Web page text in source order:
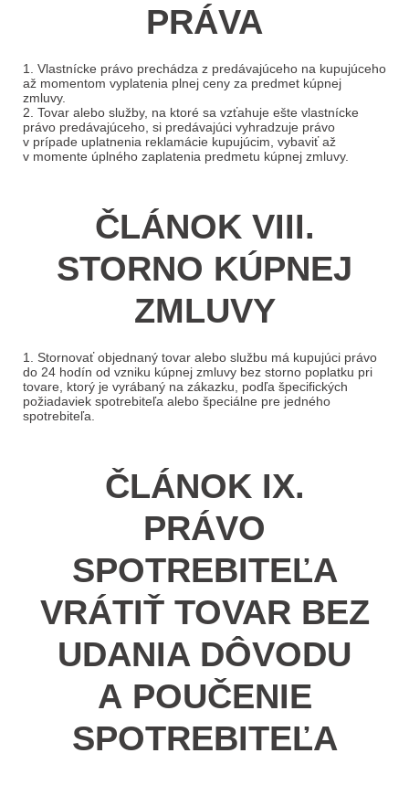
PRÁVA
1. Vlastnícke právo prechádza z predávajúceho na kupujúceho
až momentom vyplatenia plnej ceny za predmet kúpnej
zmluvy.
2. Tovar alebo služby, na ktoré sa vzťahuje ešte vlastnícke
právo predávajúceho, si predávajúci vyhradzuje právo
v prípade uplatnenia reklamácie kupujúcim, vybaviť až
v momente úplného zaplatenia predmetu kúpnej zmluvy.
ČLÁNOK VIII.
STORNO KÚPNEJ
ZMLUVY
1. Stornovať objednaný tovar alebo službu má kupujúci právo
do 24 hodín od vzniku kúpnej zmluvy bez storno poplatku pri
tovare, ktorý je vyrábaný na zákazku, podľa špecifických
požiadaviek spotrebiteľa alebo špeciálne pre jedného
spotrebiteľa.
ČLÁNOK IX.
PRÁVO
SPOTREBITEĽA
VRÁTIŤ TOVAR BEZ
UDANIA DÔVODU
A POUČENIE
SPOTREBITEĽA